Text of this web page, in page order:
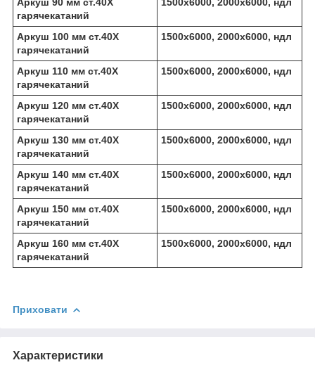
гарячекатаний
Аркуш 100 мм ст.40Х
гарячекатаний
1500х6000, 2000х6000, ндл
Аркуш 110 мм ст.40Х
гарячекатаний
1500х6000, 2000х6000, ндл
Аркуш 120 мм ст.40Х
гарячекатаний
1500х6000, 2000х6000, ндл
Аркуш 130 мм ст.40Х
гарячекатаний
1500х6000, 2000х6000, ндл
Аркуш 140 мм ст.40Х
гарячекатаний
1500х6000, 2000х6000, ндл
Аркуш 150 мм ст.40Х
гарячекатаний
1500х6000, 2000х6000, ндл
Аркуш 160 мм ст.40Х
гарячекатаний
1500х6000, 2000х6000, ндл
Приховати
Характеристики